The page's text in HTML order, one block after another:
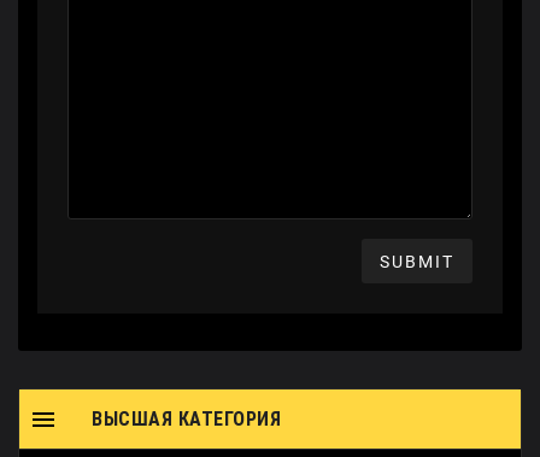
SUBMIT
ВЫСШАЯ КАТЕГОРИЯ
